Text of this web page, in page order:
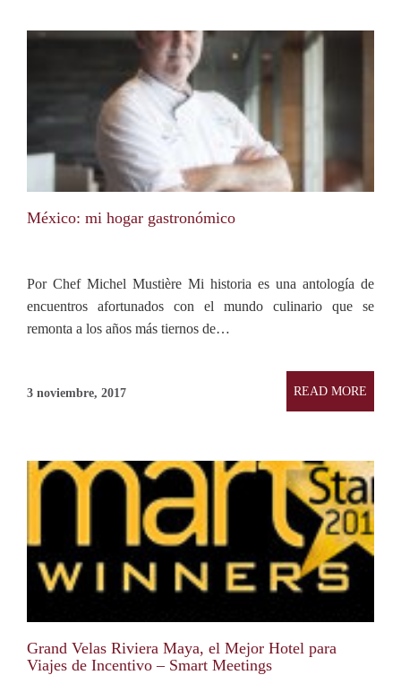
México: mi hogar gastronómico
Por Chef Michel Mustière Mi historia es una antología de
encuentros afortunados con el mundo culinario que se
remonta a los años más tiernos de…
3 noviembre, 2017 READ MORE
Grand Velas Riviera Maya, el Mejor Hotel para
Viajes de Incentivo – Smart Meetings